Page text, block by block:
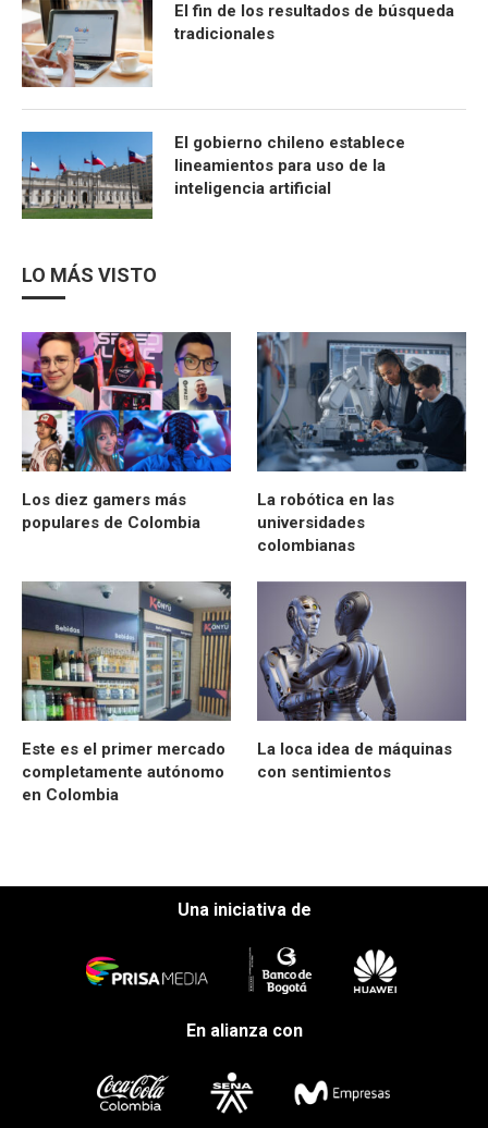
El fin de los resultados de búsqueda
tradicionales
El gobierno chileno establece
lineamientos para uso de la
inteligencia artificial
LO MÁS VISTO
Los diez gamers más
populares de Colombia
La robótica en las
universidades
colombianas
Este es el primer mercado
completamente autónomo
en Colombia
La loca idea de máquinas
con sentimientos
Una iniciativa de
En alianza con